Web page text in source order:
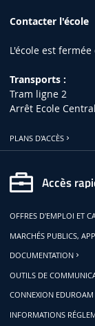
Contacter l'école
L'école est
Transports :
Tram ligne 2
Arrêt Ecole
PLANS D'ACCÈS
Accès
OFFRES D'EMPLOI ET
MARCHÉS PUBLICS,
DOCUMENTATION
OUTILS DE
CONNEXION EDUROAM
INFORMATIONS